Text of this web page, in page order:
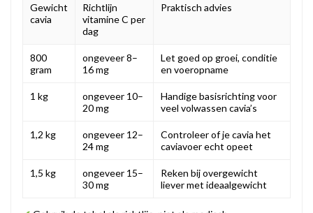
Gewicht
cavia
Richtlijn
vitamine C per
dag
Praktisch advies
800
gram
ongeveer 8–
16 mg
Let goed op groei, conditie
en voeropname
1 kg
ongeveer 10–
20 mg
Handige basisrichting voor
veel volwassen cavia’s
1,2 kg
ongeveer 12–
24 mg
Controleer of je cavia het
caviavoer echt opeet
1,5 kg
ongeveer 15–
30 mg
Reken bij overgewicht
liever met ideaalgewicht